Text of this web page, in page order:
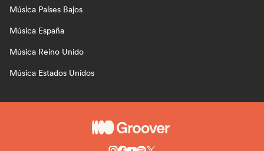
Música Países Bajos
Música España
Música Reino Unido
Música Estados Unidos